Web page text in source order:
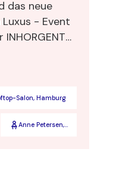
das neue
- Event
Salon, Hamburg
Anne Petersen,